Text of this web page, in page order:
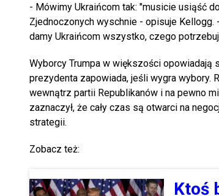
- Mówimy Ukraińcom tak: "musicie usiąść
Zjednoczonych wyschnie - opisuje
damy Ukraińcom wszystko, czego
Wyborcy Trumpa w większości opowiadają
prezydenta zapowiada, jeśli wygra wybory.
wewnątrz partii Republikanów i na pewno
zaznaczył, że cały czas są otwarci na
strategii.
Zobacz też:
Ktoś